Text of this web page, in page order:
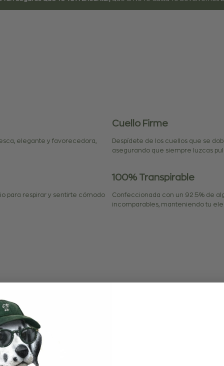
elegante y favorecedora,
Cuello Firme
Despídete de los cuellos que se
asegurando que siempre luzcas
para respirar y sentirte cómodo
100% Transpirable
Confeccionada con un 92.5% de
incomparables, manteniendo tu